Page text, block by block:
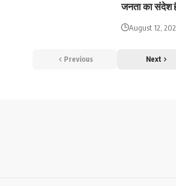
जनता का संदेश
August 12,
Previous Next